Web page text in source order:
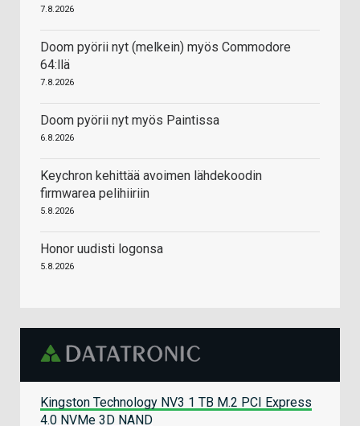
7.8.2026
Doom pyörii nyt (melkein) myös Commodore
64:llä
7.8.2026
Doom pyörii nyt myös Paintissa
6.8.2026
Keychron kehittää avoimen lähdekoodin
firmwarea pelihiiriin
5.8.2026
Honor uudisti logonsa
5.8.2026
Kingston Technology NV3 1 TB M.2 PCI Express
4.0 NVMe 3D NAND